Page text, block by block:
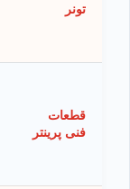
تونر
قطعات
فنی پرینتر